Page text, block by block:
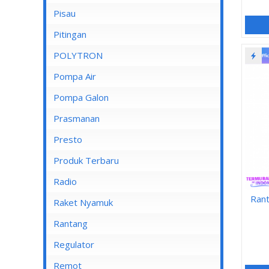
Lampu Spotlight
Pisau
Pitingan
POLYTRON
Pompa Air
Pompa Air Panasonic
Pompa Air Shimizu
Pompa Galon
Prasmanan
Presto
Produk Terbaru
Radio
Raket Nyamuk
Rantang
Regulator
Remot